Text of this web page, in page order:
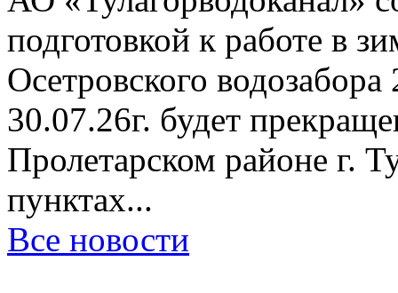
подготовкой к работе в
Осетровского
30.07.26г. будет
Пролетарском районе г.
пунктах...
Все новости